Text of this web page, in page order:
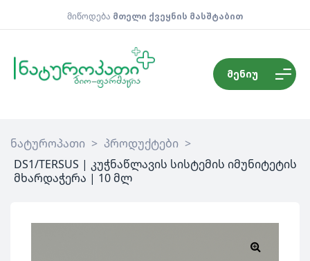
მიწოდება მთელი ქვეყნის მასშტაბით
მენიუ
ნატუროპათი > პროდუქტები >
DS1/TERSUS | კუჭნაწლავის სისტემის იმუნიტეტის
მხარდაჭერა | 10 მლ